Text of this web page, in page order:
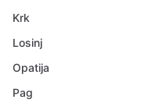
Krk
Losinj
Opatija
Pag